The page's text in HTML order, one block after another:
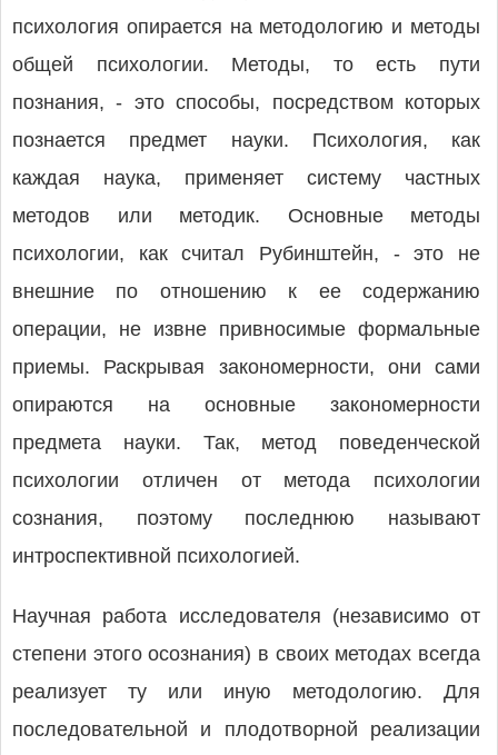
психология опирается на методологию и методы
общей психологии. Методы, то есть пути
познания, - это способы, посредством которых
познается предмет науки. Психология, как
каждая наука, применяет систему частных
методов или методик. Основные методы
психологии, как считал Рубинштейн, - это не
внешние по отношению к ее содержанию
операции, не извне привносимые формальные
приемы. Раскрывая закономерности, они сами
опираются на основные закономерности
предмета науки. Так, метод поведенческой
психологии отличен от метода психологии
сознания, поэтому последнюю называют
интроспективной психологией.
Научная работа исследователя (независимо от
степени этого осознания) в своих методах всегда
реализует ту или иную методологию. Для
последовательной и плодотворной реализации